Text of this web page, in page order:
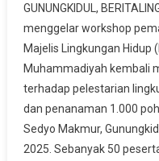
GUNUNGKIDUL,
menggelar workshop
Majelis Lingkungan Hidup
Muhammadiyah kembali
terhadap pelestarian
dan penanaman 1.000
Sedyo Makmur,
2025. Sebanyak 50